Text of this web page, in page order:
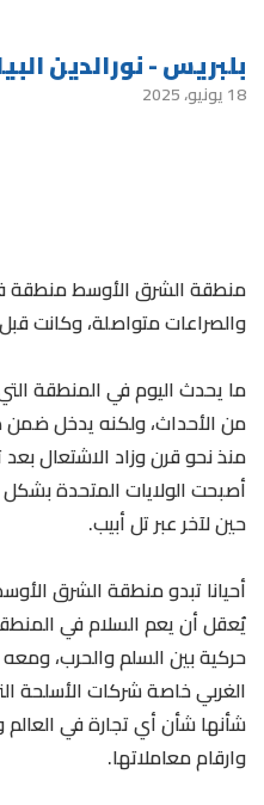
بلبريس - نورالدين
18 يونيو، 2025
منطقة الشرق الأوسط منطقة
والصراعات متواصلة، وكانت
ما يحدث اليوم في المنطقة
من الأحداث، ولكنه يدخل ضمن
منذ نحو قرن وزاد الاشتعال
أصبحت الولايات المتحدة
حين لآخر عبر تل أبيب.
أحيانا تبدو منطقة الشرق
يُعقل أن يعم السلام في
حركية بين السلم والحرب،
الغربي خاصة شركات الأسلحة
شأنها شأن أي تجارة في
وارقام معاملاتها.